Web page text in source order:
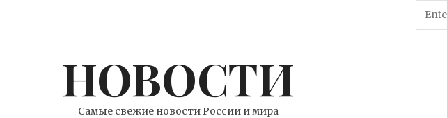
НОВОСТИ
Самые свежие новости России и мира